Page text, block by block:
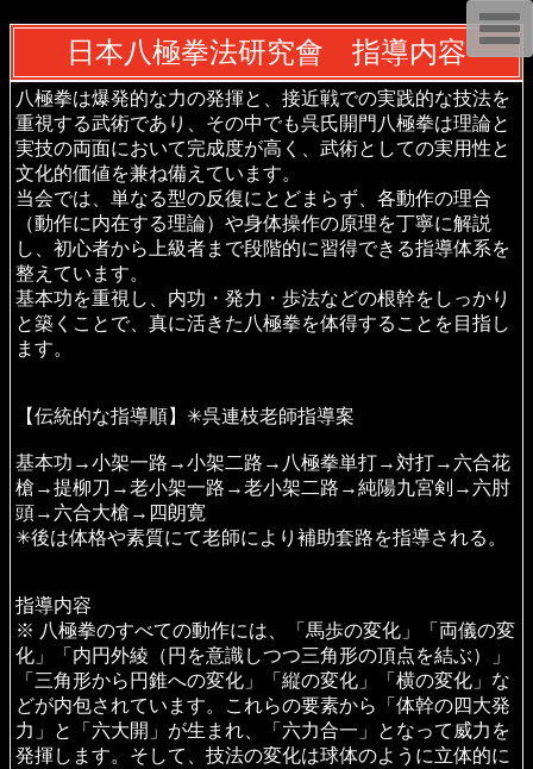
日本八極拳法研究會 指導内容
八極拳は爆発的な力の発揮と、接近戦での実践的な技法を
重視する武術であり、その中でも呉氏開門八極拳は理論と
実技の両面において完成度が高く、武術としての実用性と
文化的価値を兼ね備えています。
当会では、単なる型の反復にとどまらず、各動作の理合
（動作に内在する理論）や身体操作の原理を丁寧に解説
し、初心者から上級者まで段階的に習得できる指導体系を
整えています。
基本功を重視し、内功・発力・歩法などの根幹をしっかり
と築くことで、真に活きた八極拳を体得することを目指し
ます。
【伝統的な指導順】✳︎呉連枝老師指導案
基本功→小架一路→小架二路→八極拳単打→対打→六合花
槍→提柳刀→老小架一路→老小架二路→純陽九宮剣→六肘
頭→六合大槍→四朗寛
✳︎後は体格や素質にて老師により補助套路を指導される。
指導内容
※ 八極拳のすべての動作には、「馬歩の変化」「両儀の変
化」「内円外綾（円を意識しつつ三角形の頂点を結ぶ）」
「三角形から円錐への変化」「縦の変化」「横の変化」な
どが内包されています。これらの要素から「体幹の四大発
力」と「六大開」が生まれ、「六力合一」となって威力を
発揮します。そして、技法の変化は球体のように立体的に
T
o
g
g
l
e
n
a
i
n